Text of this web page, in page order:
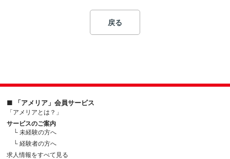
戻る
■ 「アメリア」会員サービス
「アメリアとは？」
サービスのご案内
└ 未経験の方へ
└ 経験者の方へ
求人情報をすべて見る